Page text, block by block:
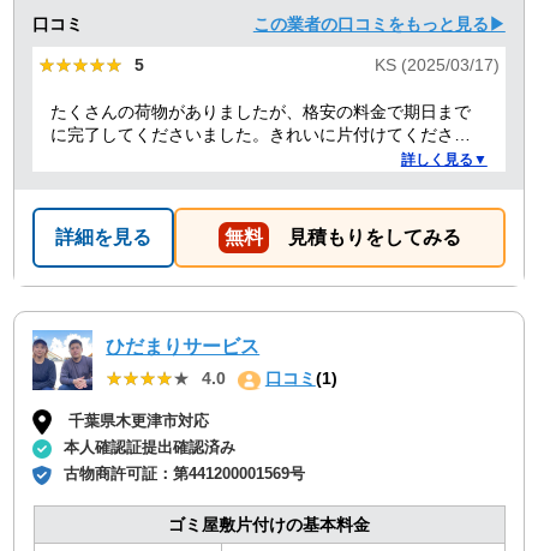
口コミ この業者の口コミをもっと見る▶
★★★★★
★★★★★ 5 KS (2025/03/17)
たくさんの荷物がありましたが、格安の料金で期日まで
に完了してくださいました。きれいに片付けてくださり
ありがとうございました。作業の進捗も報告してくださ
詳しく見る▼
詳細を見る 無料 見積もりをしてみる
ひだまりサービス
★★★★★
★★★★★ 4.0 口コミ(1)
千葉県木更津市対応
本人確認証提出確認済み
古物商許可証：第441200001569号
ゴミ屋敷片付けの基本料金